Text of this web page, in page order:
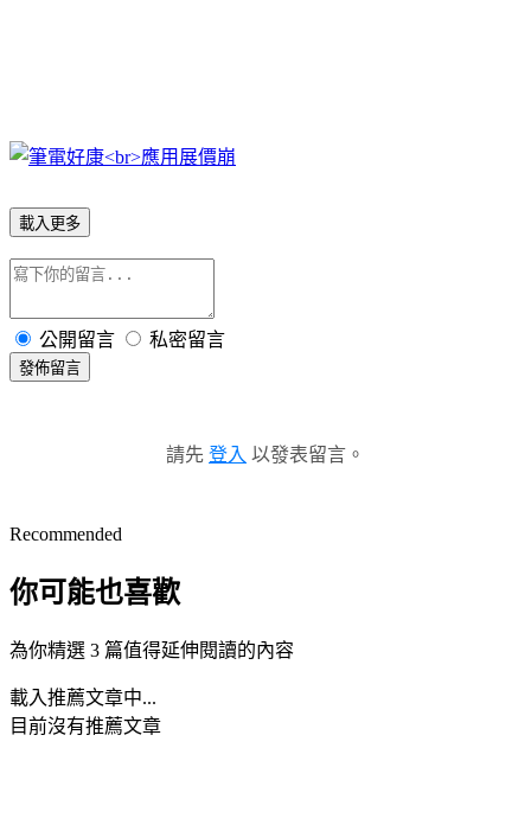
載入更多
公開留言 私密留言
發佈留言
請先 登入 以發表留言。
Recommended
你可能也喜歡
為你精選 3 篇值得延伸閱讀的內容
載入推薦文章中...
目前沒有推薦文章